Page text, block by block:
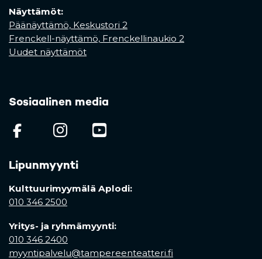
Näyttämöt:
Päänäyttämö, Keskustori 2
Frenckell-näyttämö, Frenckellinaukio 2
Uudet näyttämöt
Sosiaalinen media
(opens in a new tab)
(opens in a new tab)
Lipunmyynti
Kulttuurimyymälä Aplodi:
010 346 2500
Yritys- ja ryhmämyynti:
010 346 2400
myyntipalvelu@tampereenteatteri.fi